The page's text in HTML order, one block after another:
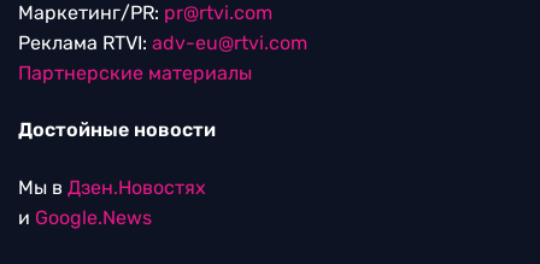
Маркетинг/PR: pr@rtvi.com
Реклама RTVI: adv-eu@rtvi.com
Партнерские материалы
Достойные новости
Мы в Дзен.Новостях
и Google.News